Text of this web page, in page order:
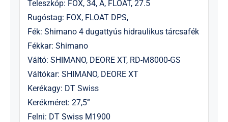
Teleszkóp: FOX, 34, A, FLOAT, 27.5
Rugóstag: FOX, FLOAT DPS,
Fék: Shimano 4 dugattyús hidraulikus tárcsafék
Fékkar: Shimano
Váltó: SHIMANO, DEORE XT, RD-M8000-GS
Váltókar: SHIMANO, DEORE XT
Kerékagy: DT Swiss
Kerékméret: 27,5”
Felni: DT Swiss M1900